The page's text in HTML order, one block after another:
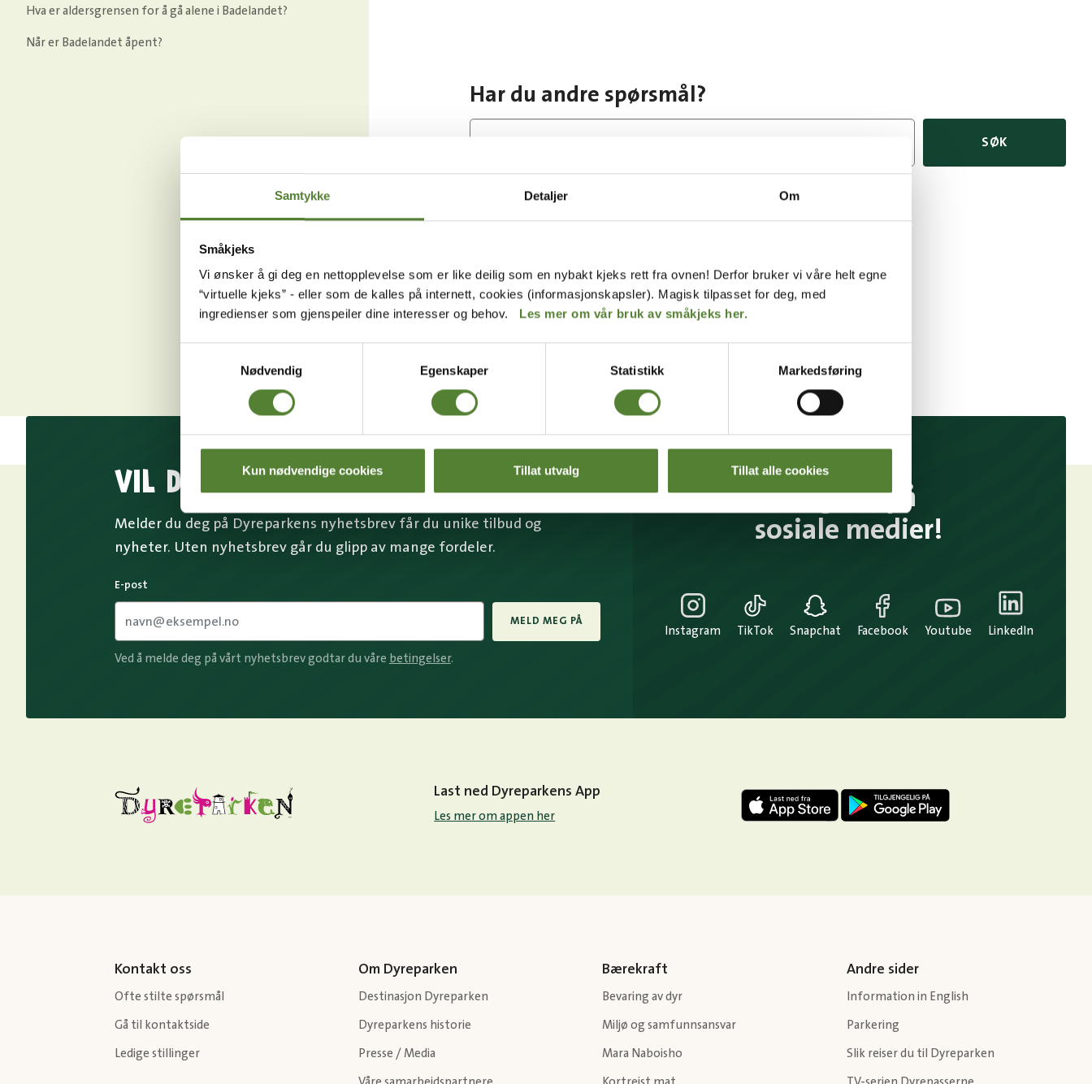
Samtykke Detaljer Om
Småkjeks
Vi ønsker å gi deg en nettopplevelse som er like deilig som en nybakt kjeks rett fra ovnen! Derfor bruker vi våre helt egne
“virtuelle kjeks” - eller som de kalles på internett, cookies (informasjonskapsler). Magisk tilpasset for deg, med
ingredienser som gjenspeiler dine interesser og behov. Les mer om vår bruk av småkjeks her.
Nødvendig
Egenskaper Statistikk Markedsføring
Kun nødvendige cookies Tillat utvalg Tillat alle cookies
Har du andre spørsmål?
SØK
Overnatting Parkering
Vis alle
Hva er aldersgrensen for å gå alene i Badelandet?
Når er Badelandet åpent?
VIL DU HA NYHETSBREV FRA OSS?
Melder du deg på Dyreparkens nyhetsbrev får du unike tilbud og
nyheter. Uten nyhetsbrev går du glipp av mange fordeler.
E-post
MELD MEG PÅ
Ved å melde deg på vårt nyhetsbrev godtar du våre betingelser.
Følg oss på
sosiale medier!
Instagram TikTok Snapchat Facebook Youtube LinkedIn
Last ned Dyreparkens App
Les mer om appen her
Kontakt oss
Ofte stilte spørsmål
Gå til kontaktside
Ledige stillinger
Om Dyreparken
Destinasjon Dyreparken
Dyreparkens historie
Presse / Media
Bærekraft
Bevaring av dyr
Miljø og samfunnsansvar
Mara Naboisho
Andre sider
Information in English
Parkering
Slik reiser du til Dyreparken